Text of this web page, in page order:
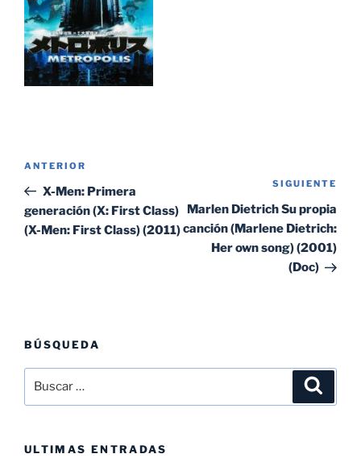
entradas
Entrada
anterior:
ANTERIOR
X-Men: Primera
generación (X: First Class)
(X-Men: First Class) (2011)
SIGUIENTE
Marlen Dietrich Su propia
canción (Marlene Dietrich:
Her own song) (2001)
(Doc)
BÚSQUEDA
por:
ULTIMAS ENTRADAS